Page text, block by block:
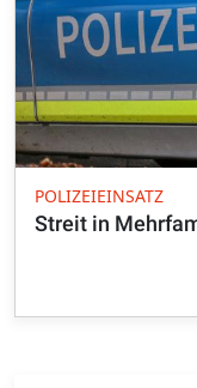
POLIZEIEINSATZ
Streit in